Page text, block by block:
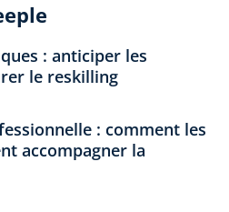
: anticiper les
le reskilling
: comment les
accompagner la